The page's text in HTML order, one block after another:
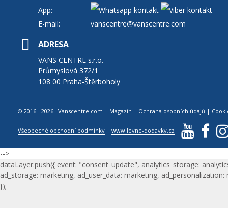
App:
E-mail:
vanscentre@vanscentre.com
ADRESA
VANS CENTRE s.r.o.
Průmyslová 372/1
108 00 Praha-Štěrboholy
© 2016 - 2026 Vanscentre.com | Magazín | Ochrana osobních údajů |
Všeobecné obchodní podmínky |www.levne-dodavky.cz
-->
dataLayer.push({ event: "consent_update", analytics_storage:
ad_storage: marketing, ad_user_data: marketing, ad_personalization:
});